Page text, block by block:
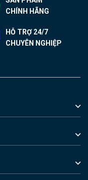
CHÍNH HÃNG
HỖ TRỢ 24/7
CHUYÊN NGHIỆP